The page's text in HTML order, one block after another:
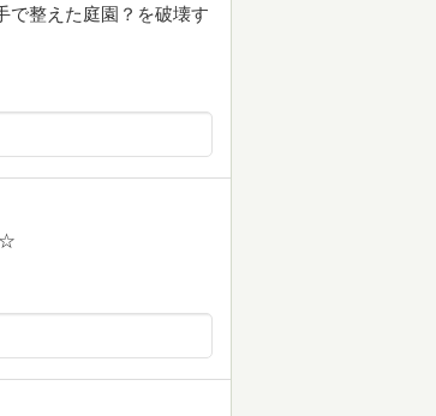
で整えた庭園？を破壊す